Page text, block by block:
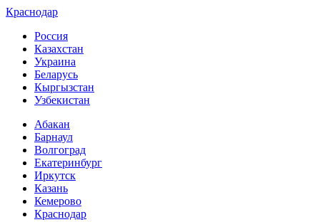
Краснодар
Россия
Казахстан
Украина
Беларусь
Кыргызстан
Узбекистан
Абакан
Барнаул
Волгоград
Екатеринбург
Иркутск
Казань
Кемерово
Краснодар